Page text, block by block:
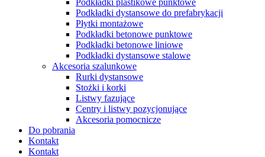
Podkładki plastikowe punktowe
Podkładki dystansowe do prefabrykacji
Płytki montażowe
Podkładki betonowe punktowe
Podkładki betonowe liniowe
Podkładki dystansowe stalowe
Akcesoria szalunkowe
Rurki dystansowe
Stożki i korki
Listwy fazujące
Centry i listwy pozycjonujące
Akcesoria pomocnicze
Do pobrania
Kontakt
Kontakt